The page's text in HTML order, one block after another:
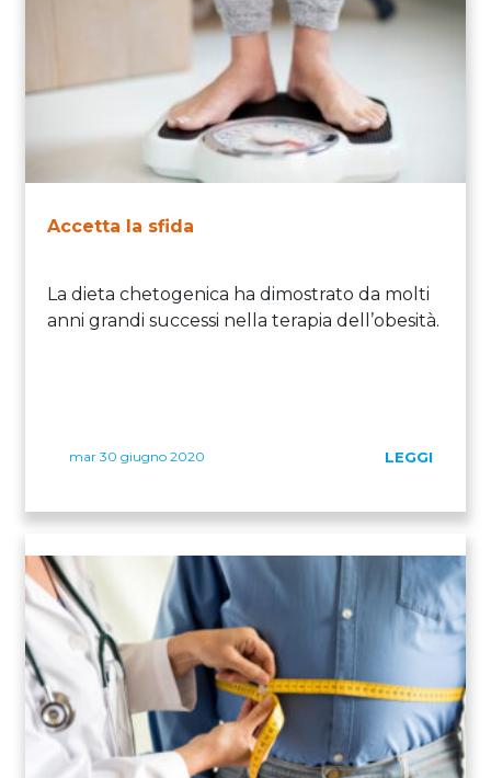
Accetta la sfida
La dieta chetogenica ha dimostrato da molti
anni grandi successi nella terapia dell’obesità.
mar 30 giugno 2020 LEGGI